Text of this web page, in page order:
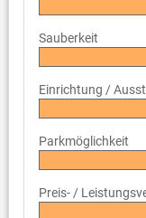
Sauberkeit
Einrichtung /
Parkmöglichkeit
Preis- /